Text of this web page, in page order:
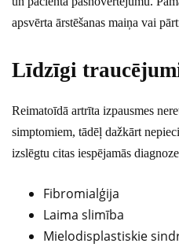
apsvērta ārstēšanas maiņa vai
Līdzīgi
Reimatoīdā artrīta izpausmes
simptomiem, tādēļ dažkārt
izslēgtu citas iespējamās
Fibromialģija
Laima slimība
Mielodisplastiskie